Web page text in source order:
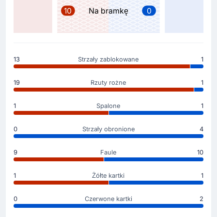
46'
Zmiana w zespole Katar. Boisko opuszcza Edmilson
46'
Jassem Gaber Abdulsallam
Katar: schodzi Jassem Gaber Abdulsallam, za niego
45' Gol !
Gol! Gol! Gol! gospodarze powiększają prowadzenie.
10 Na bramkę 0
13 Strzały zablokowane 1
19 Rzuty rożne 1
1 Spalone 1
0 Strzały obronione 4
9 Faule 10
1 Żółte kartki 1
0 Czerwone kartki 2